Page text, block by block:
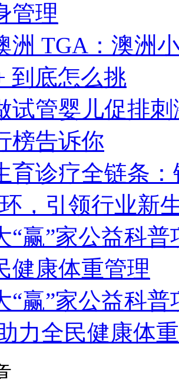
管理
洲 TGA：澳洲
到底怎么挑
试管婴儿促排
榜告诉你
育诊疗全链条
，引领行业新
“赢”家公益科
健康体重管理
“赢”家公益科
力全民健康体